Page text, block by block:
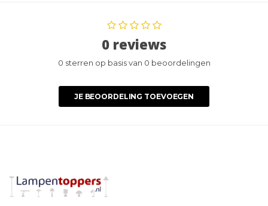
0 reviews
0 sterren op basis van 0 beoordelingen
JE BEOORDELING TOEVOEGEN